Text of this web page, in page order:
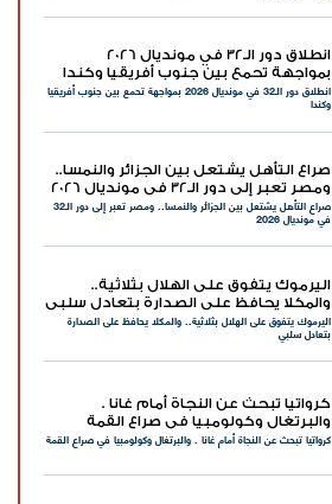
انطلاق دور الـ32 في مونديال 2026
بمواجهة تحمع بين جنوب أفريقيا وكندا
انطلاق دور الـ32 في مونديال 2026 بمواجهة تحمع بين جنوب أفريقيا
وكندا
صراع التأهل يشتعل بين الجزائر والنمسا..
ومصر تعبر إلى دور الـ32 في مونديال 2026
صراع التأهل يشتعل بين الجزائر والنمسا.. ومصر تعبر إلى دور الـ32
في مونديال 2026
اليرموك يتفوق على الهلال بثلاثية..
والمكلا يحافظ على الصدارة بتعادل سلبي
اليرموك يتفوق على الهلال بثلاثية.. والمكلا يحافظ على الصدارة
بتعادل سلبي
كرواتيا تبحث عن النجاة أمام غانا .
والبرتغال وكولومبيا في صراع القمة
كرواتيا تبحث عن النجاة أمام غانا . والبرتغال وكولومبيا في صراع القمة